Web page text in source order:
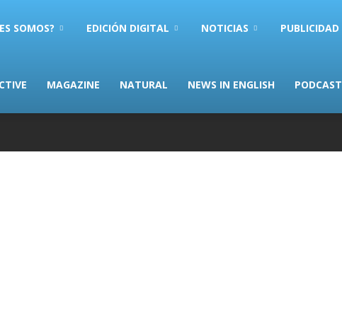
SOMOS? EDICIÓN DIGITAL NOTICIAS PUBLICIDAD
MAGAZINE NATURAL NEWS IN ENGLISH PODCAST